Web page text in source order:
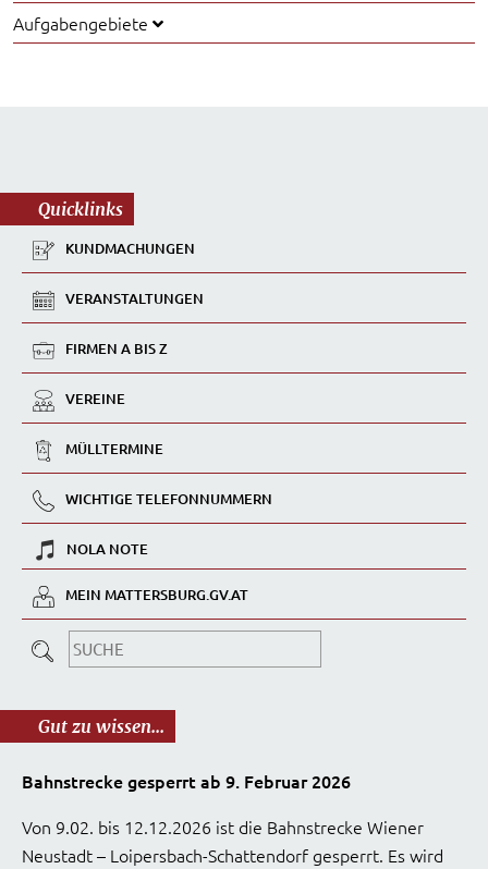
Aufgabengebiete
Quicklinks
KUNDMACHUNGEN
VERANSTALTUNGEN
FIRMEN A BIS Z
VEREINE
MÜLLTERMINE
WICHTIGE TELEFONNUMMERN
NOLA NOTE
MEIN MATTERSBURG.GV.AT
Gut zu wissen...
Bahnstrecke gesperrt ab 9. Februar 2026
Von 9.02. bis 12.12.2026 ist die Bahnstrecke Wiener
Neustadt – Loipersbach-Schattendorf gesperrt. Es wird